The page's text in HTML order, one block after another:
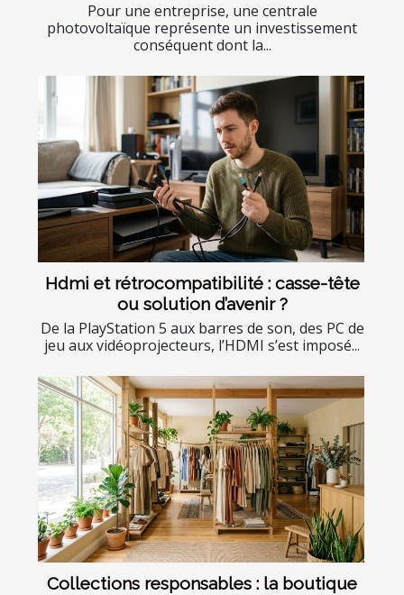
Pour une entreprise, une centrale
photovoltaïque représente un investissement
conséquent dont la...
Hdmi et rétrocompatibilité : casse-tête
ou solution d’avenir ?
De la PlayStation 5 aux barres de son, des PC de
jeu aux vidéoprojecteurs, l’HDMI s’est imposé...
Collections responsables : la boutique